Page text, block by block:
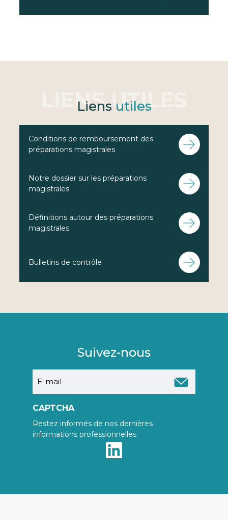
Liens utiles
Conditions de remboursement des
préparations magistrales
Notre dossier sur les préparations
magistrales
Définitions autour des préparations
magistrales
Bulletins de contrôle
Suivez-nous
mail
CAPTCHA
Restez informés de nos dernières
informations professionnelles